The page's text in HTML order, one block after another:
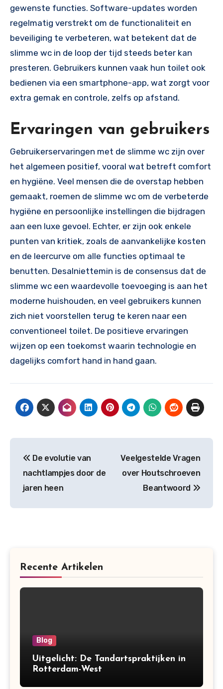
gewenste functies. Software-updates worden
regelmatig verstrekt om de functionaliteit en
beveiliging te verbeteren, wat betekent dat de
slimme wc in de loop der tijd steeds beter kan
presteren. Gebruikers kunnen vaak hun toilet ook
bedienen via een smartphone-app, wat zorgt voor
extra gemak en controle, zelfs op afstand.
Ervaringen van gebruikers
Gebruikerservaringen met de slimme wc zijn over
het algemeen positief, vooral wat betreft comfort
en hygiëne. Veel mensen die de overstap hebben
gemaakt, roemen de slimme wc om de verbeterde
hygiëne en persoonlijke instellingen die bijdragen
aan een luxe gevoel. Echter, er zijn ook enkele
punten van kritiek, zoals de aanvankelijke kosten
en de leercurve om alle functies optimaal te
benutten. Desalniettemin is de consensus dat de
slimme wc een waardevolle toevoeging is aan het
moderne huishouden, en veel gebruikers kunnen
zich niet voorstellen terug te keren naar een
conventioneel toilet. De positieve ervaringen
wijzen op een toekomst waarin technologie en
dagelijks comfort hand in hand gaan.
navigation
De evolutie van
nachtlampjes door de
jaren heen
Veelgestelde Vragen
over Houtschroeven
Beantwoord
Recente Artikelen
Blog
Uitgelicht: De Tandartspraktijken in
Rotterdam-West